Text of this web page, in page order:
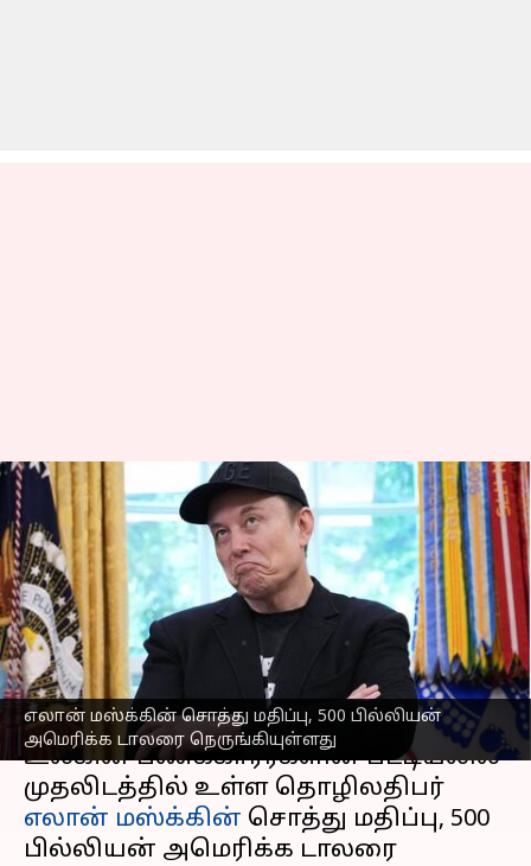
எலான் மஸ்க்கின் சொத்து மதிப்பு, 500 பில்லியன்
அமெரிக்க டாலரை நெருங்கியுள்ளது
500 பில்லியன் டாலரை
நெருங்கும் எலான் மஸ்க்
சொத்து மதிப்பு- Forbes
கணிப்பு!
எழுதியவர் Venkatalakshmi V Oct 02, 2025 09:52 am
செய்தி முன்னோட்டம்
உலகின் பணக்காரர்களின் பட்டியலில்
முதலிடத்தில் உள்ள தொழிலதிபர்
எலான் மஸ்க்கின் சொத்து மதிப்பு, 500
பில்லியன் அமெரிக்க டாலரை